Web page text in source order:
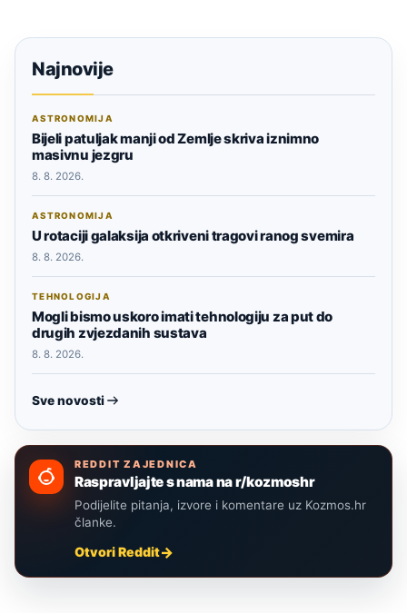
Najnovije
ASTRONOMIJA
Bijeli patuljak manji od Zemlje skriva iznimno
masivnu jezgru
8. 8. 2026.
ASTRONOMIJA
U rotaciji galaksija otkriveni tragovi ranog svemira
8. 8. 2026.
TEHNOLOGIJA
Mogli bismo uskoro imati tehnologiju za put do
drugih zvjezdanih sustava
8. 8. 2026.
Sve novosti
REDDIT ZAJEDNICA
Raspravljajte s nama na r/kozmoshr
Podijelite pitanja, izvore i komentare uz Kozmos.hr
članke.
Otvori Reddit